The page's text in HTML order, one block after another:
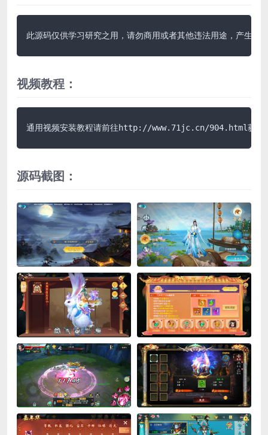
此源码仅供学习研究之用，请勿商用或者其他违法用途，产生其
视频教程：
通用视频安装教程请前往http://www.71jc.cn/904.html获取
源码截图：